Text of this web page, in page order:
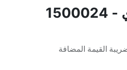
القيمة المضافة